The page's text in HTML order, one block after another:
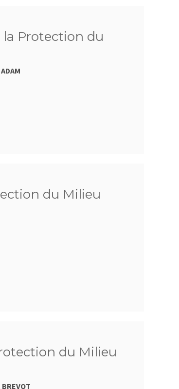
Protection du
du Milieu
du Milieu